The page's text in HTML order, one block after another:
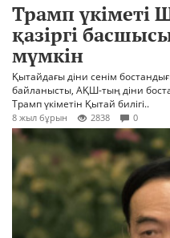
Трамп
қазіргі
мүмкін
Қытайдағы діни сенім
байланысты, АҚШ-тың діни
Трамп үкіметін Қытай билігі..
8 жыл бұрын 2838 0